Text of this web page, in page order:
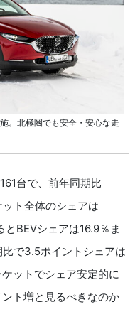
。北極圏でも安全・安心な走
台で、前年同期比
ト全体のシェアは
BEVシェアは16.9％ま
で3.5ポイントシェアは
ットでシェア安定的に
ト増と見るべきなのか